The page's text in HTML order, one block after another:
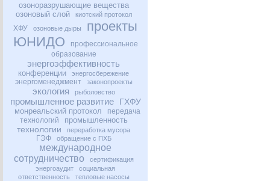
озоноразрушающие вещества
озоновый слой
киотский протокол
ХФУ озоновые дыры
проекты
ЮНИДО
профессиональное
образование
энергоэффективность
конференции энергосбережение
энергоменеджмент законопроекты
экология рыболовство
промышленное развитие ГХФУ
монреальский протокол
передача
технологий
промышленность
технологии переработка мусора
ГЭФ обращение с ПХБ
международное
сотрудничество
сертификация
энергоаудит
социальная
ответственность
тепловые насосы